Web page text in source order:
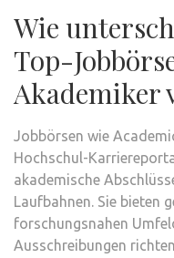
Wie
Top-
Akademiker
Jobbörsen wie
Hochschul-
akademische
Laufbahnen. Sie bieten
forschungsnahen
Ausschreibungen